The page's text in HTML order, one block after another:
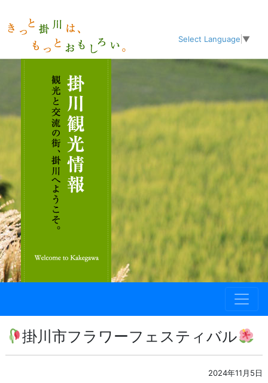
Select Language ▼
掛川市フラワーフェスティバル
2024年11月5日